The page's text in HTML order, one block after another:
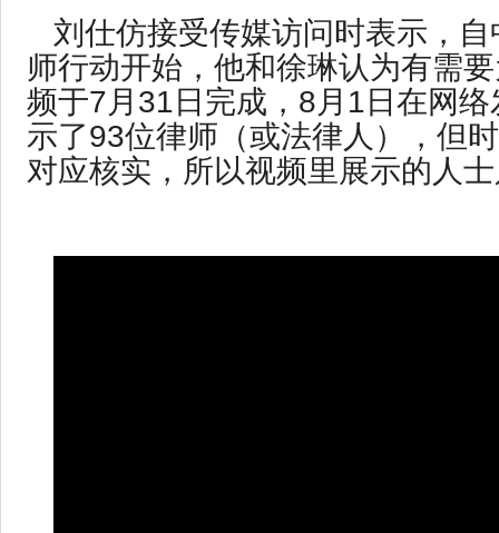
刘仕仿接受传媒访问时表示，
师行动开始，他和徐琳认为有需
频于7月31日完成，8月1日在网
示了93位律师（或法律人），但
对应核实，所以视频里展示的人